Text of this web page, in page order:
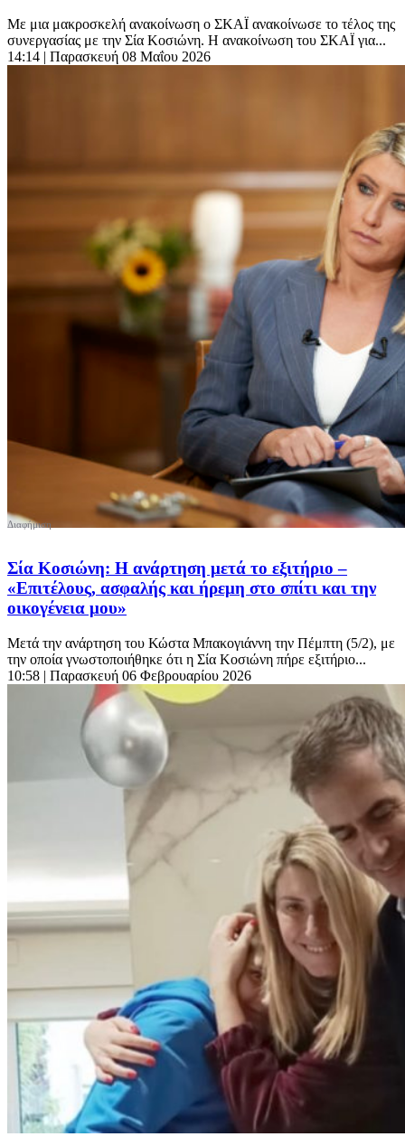
Με μια μακροσκελή ανακοίνωση ο ΣΚΑΪ ανακοίνωσε το τέλος της
συνεργασίας με την Σία Κοσιώνη. Η ανακοίνωση του ΣΚΑΪ για...
14:14 | Παρασκευή 08 Μαΐου 2026
Σία Κοσιώνη: Η ανάρτηση μετά το εξιτήριο –
«Επιτέλους, ασφαλής και ήρεμη στο σπίτι και την
οικογένεια μου»
Μετά την ανάρτηση του Κώστα Μπακογιάννη την Πέμπτη (5/2), με
την οποία γνωστοποιήθηκε ότι η Σία Κοσιώνη πήρε εξιτήριο...
10:58 | Παρασκευή 06 Φεβρουαρίου 2026